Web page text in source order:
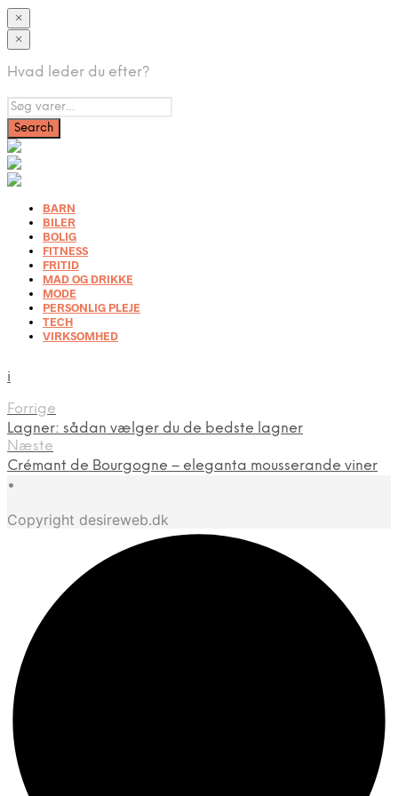
×
×
Hvad leder du efter?
BARN
BILER
BOLIG
FITNESS
FRITID
MAD OG DRIKKE
MODE
PERSONLIG PLEJE
TECH
VIRKSOMHED
i
Forrige
Lagner: sådan vælger du de bedste lagner
Næste
Crémant de Bourgogne – eleganta mousserande viner
•
Copyright desireweb.dk